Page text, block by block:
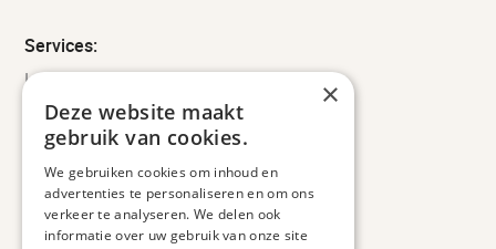
Services:
Leveringsinformatie
Retourbeleid
Informatie
Veelgestelde vragen
Duurzaam ondernemen
×
Deze website maakt
gebruik van cookies.
We gebruiken cookies om inhoud en
advertenties te personaliseren en om ons
verkeer te analyseren. We delen ook
informatie over uw gebruik van onze site